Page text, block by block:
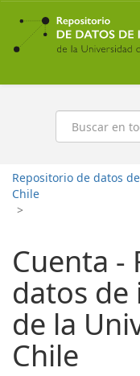
Ir
contenido
principal
Buscar
Repositorio de datos
Chile
>
Cuenta -
datos de
de la
Chile